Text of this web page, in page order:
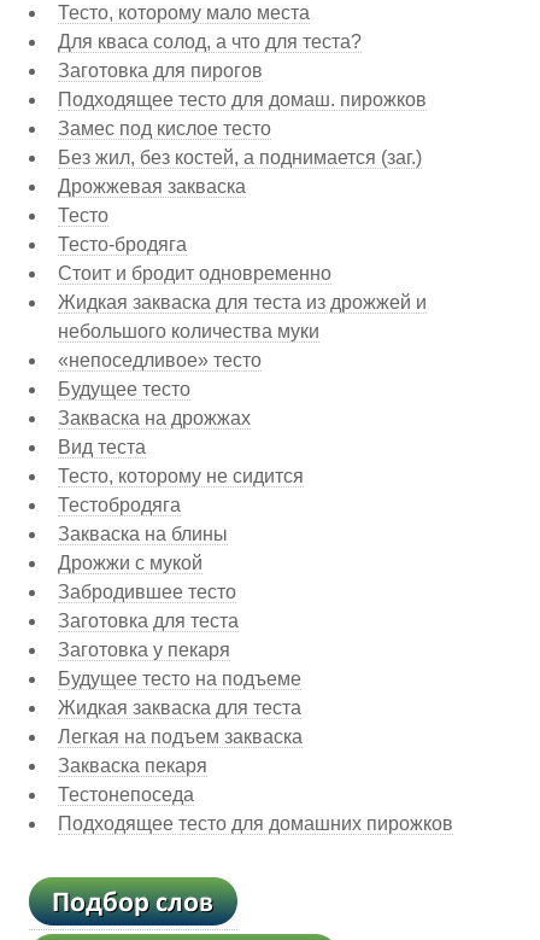
Тесто, которому мало места
Для кваса солод, а что для теста?
Заготовка для пирогов
Подходящее тесто для домаш. пирожков
Замес под кислое тесто
Без жил, без костей, а поднимается (заг.)
Дрожжевая закваска
Тесто
Тесто-бродяга
Стоит и бродит одновременно
Жидкая закваска для теста из дрожжей и
небольшого количества муки
«непоседливое» тесто
Будущее тесто
Закваска на дрожжах
Вид теста
Тесто, которому не сидится
Тестобродяга
Закваска на блины
Дрожжи с мукой
Забродившее тесто
Заготовка для теста
Заготовка у пекаря
Будущее тесто на подъеме
Жидкая закваска для теста
Легкая на подъем закваска
Закваска пекаря
Тестонепоседа
Подходящее тесто для домашних пирожков